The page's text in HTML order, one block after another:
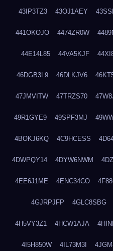
43IP3TZ3 43OJ1AEY
441OKOJO 4474ZR0W
44E14L85 44VA5KJF
46DGB3L9 46DLKJV6
47JMVITW 47TRZS70
49R1GYE9 49SPF3MJ
4BOKJ6KQ 4C9HCESS
4DWPQY14 4DYW6NWM
4EE6J1ME 4ENC34CO
4GJRPJFP 4GLC8SBG
4H5VY3Z1 4HCW1AJA
4I5H850W 4IL73M3I